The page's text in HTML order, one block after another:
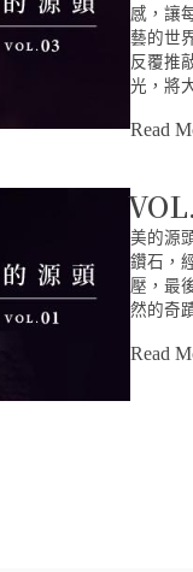
感，讓
藝的世
反覆推
光，將
Read
美的源
鑽石，
壓，最
然的奇
Read